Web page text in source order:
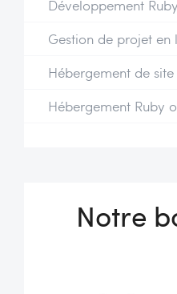
Développement
Gestion de projet en
Hébergement de
Hébergement Ruby
Notre